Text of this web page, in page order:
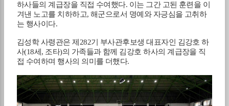
하사들의 계급장을 직접 수여했다. 이는 그간 고된 훈련을 이
겨낸 노고를 치하하고,해군으로서 명예와 자긍심을 고취하
는 행사이다.
김성학 사령관은 제 282기 부사관후보생 대표자인 김강호 하
사(18세 , 조타)의 가족들과 함께 김강호 하사의 계급장을 직
접 수여하며 행사의 의미를 더했다.